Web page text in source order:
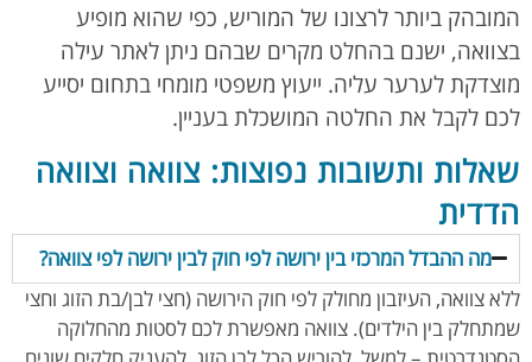
המובהק ביותר לרצונו של המוריש, כפי שהוא מופיע
בצוואה, ישנם בהחלט מקרים שבהם ניתן לאתר עילה
מוצדקת לערער עליה. ייעוץ משפטי מומחי בתחום יסייע
לכם לקבל את החלטה המושכלת בעניין.
שאלות ותשובות נפוצות: צוואה וצוואה
הדדית
מה ההבדל המרכזי בין ירושה לפי חוק לבין ירושה לפי צוואה?
ללא צוואה, העיזבון מחולק לפי חוק הירושה (חצי לבן/בת הזוג וחצי
שמתחלק בין הילדים). צוואה מאפשרת לכם לסטות מהחלוקה